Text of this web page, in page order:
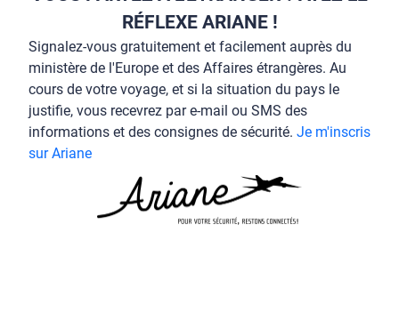
Signalez-vous gratuitement et facilement auprès du
ministère de l'Europe et des Affaires étrangères. Au
cours de votre voyage, et si la situation du pays le
justifie, vous recevrez par e-mail ou SMS des
informations et des consignes de sécurité.Je m'inscris
sur Ariane